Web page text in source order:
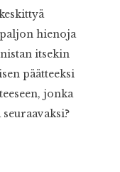
hienoja
itsekin
päätteeksi
jonka